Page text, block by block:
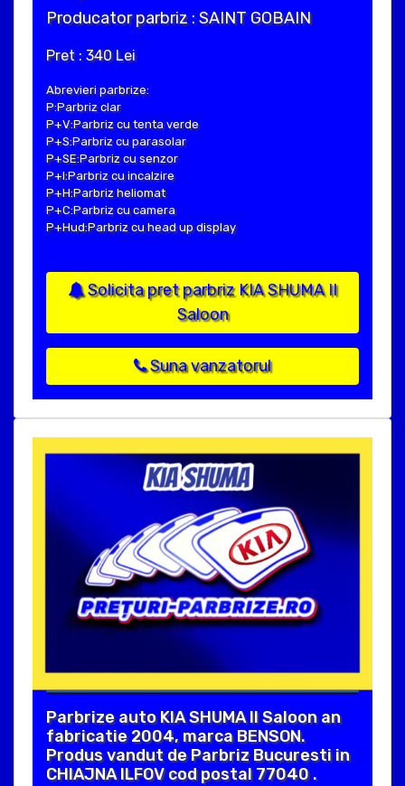
Producator parbriz : SAINT GOBAIN
Pret : 340 Lei
Abrevieri parbrize:
P:Parbriz clar
P+V:Parbriz cu tenta verde
P+S:Parbriz cu parasolar
P+SE:Parbriz cu senzor
P+I:Parbriz cu incalzire
P+H:Parbriz heliomat
P+C:Parbriz cu camera
P+Hud:Parbriz cu head up display
Solicita pret parbriz KIA SHUMA II
Saloon
Suna vanzatorul
Parbrize auto KIA SHUMA II Saloon an
fabricatie 2004, marca BENSON.
Produs vandut de Parbriz Bucuresti in
CHIAJNA ILFOV cod postal 77040 .